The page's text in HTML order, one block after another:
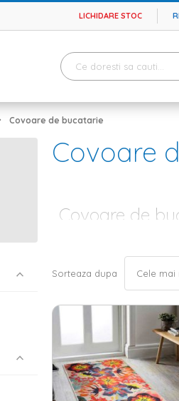
LICHIDARE STOC
Covoare de bucatarie
Covoare
Covoare de
De cele mai multe ori,
casei, deoarece aici se
mult iubesti si tu clipele
,
mai confortabil si cat mai
Covoare de
Bucatarie moderna,
o gama variata de
ceea ce iti ofera
prepara cafeaua de
Homelux.
Sorteaza dupa